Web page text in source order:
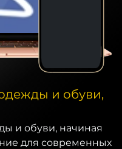
и обуви,
и обуви, начиная
для современных